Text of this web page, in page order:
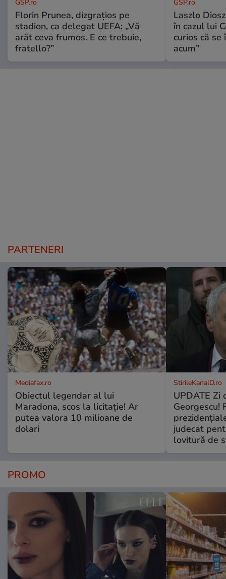
GSP.ro
Florin Prunea, dizgrațios pe
stadion, ca delegat UEFA: „Vă
arăt ceva frumos. E ce trebuie,
fratello?”
GSP.ro
Laszlo
în cazul lui
curios că
acum”
PARTENERI
Mediafax.ro
Obiectul legendar al lui
Maradona, scos la licitație! Ar
putea valora 10 milioane de
dolari
StirileKanalD.ro
UPDATE Zi
Georgescu!
judecat
lovitură de
PROMO